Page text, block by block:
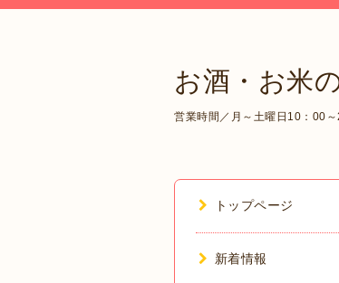
お酒・お米
営業時間／月～土曜日10：00
トップページ
新着情報